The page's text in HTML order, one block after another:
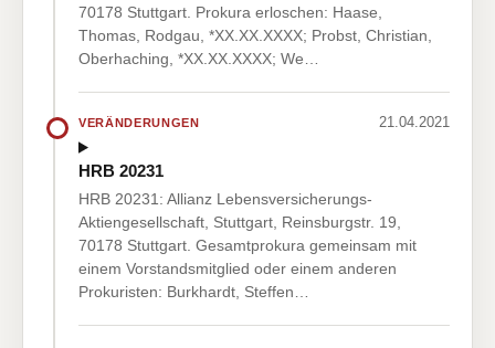
70178 Stuttgart. Prokura erloschen: Haase,
Thomas, Rodgau, *XX.XX.XXXX; Probst, Christian,
Oberhaching, *XX.XX.XXXX; We…
VERÄNDERUNGEN 21.04.2021
HRB 20231
HRB 20231: Allianz Lebensversicherungs-
Aktiengesellschaft, Stuttgart, Reinsburgstr. 19,
70178 Stuttgart. Gesamtprokura gemeinsam mit
einem Vorstandsmitglied oder einem anderen
Prokuristen: Burkhardt, Steffen…